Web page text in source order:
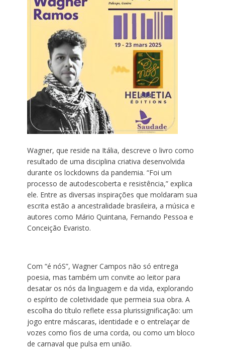
Wagner, que reside na Itália, descreve o livro como
resultado de uma disciplina criativa desenvolvida
durante os lockdowns da pandemia. “Foi um
processo de autodescoberta e resistência,” explica
ele. Entre as diversas inspirações que moldaram sua
escrita estão a ancestralidade brasileira, a música e
autores como Mário Quintana, Fernando Pessoa e
Conceição Evaristo.
Com “é nóS”, Wagner Campos não só entrega
poesia, mas também um convite ao leitor para
desatar os nós da linguagem e da vida, explorando
o espírito de coletividade que permeia sua obra. A
escolha do título reflete essa plurissignificação: um
jogo entre máscaras, identidade e o entrelaçar de
vozes como fios de uma corda, ou como um bloco
de carnaval que pulsa em união.